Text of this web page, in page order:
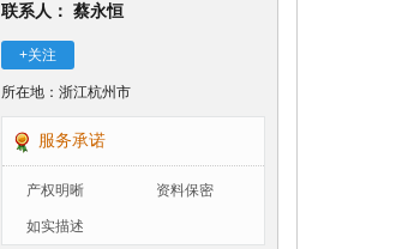
联系人： 蔡永恒
+关注
所在地：浙江杭州市
服务承诺
产权明晰 资料保密
如实描述